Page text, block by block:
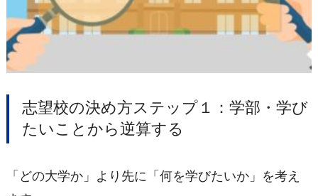
志望校の決め方ステップ１：学部・学び
たいことから逆算する
「どの大学か」より先に「何を学びたいか」を考え